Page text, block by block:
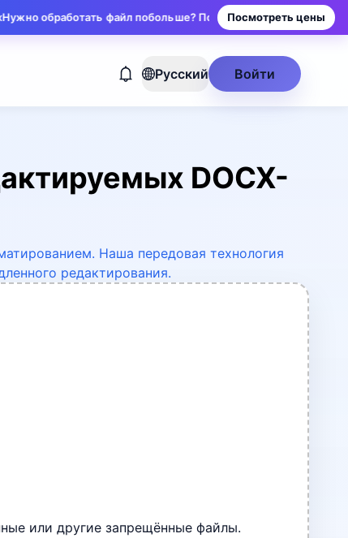
файл побольше? Повышайте тариф для больших лимитов
Посмотреть цены
Русский Войти
DOCX-
Наша передовая технология
редактирования.
или другие запрещённые файлы.